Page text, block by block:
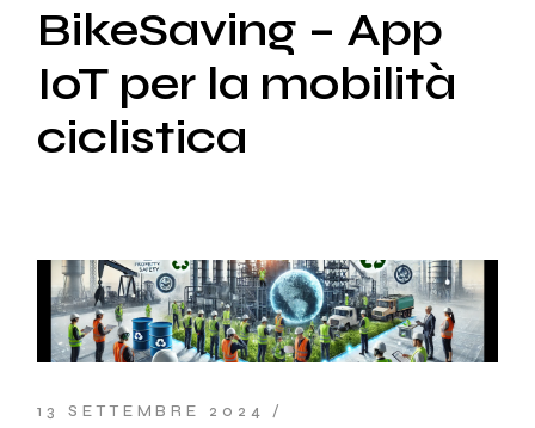
BikeSaving – App
IoT per la mobilità
ciclistica
13 SETTEMBRE 2024